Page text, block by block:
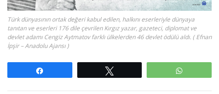
Türk dünyasının ortak değeri kabul edilen, halkını eserleriyle dünyaya
tanıtan ve eserleri 176 dile çevrilen Kırgız yazar, gazeteci, diplomat ve
devlet adamı Cengiz Aytmatov farklı ülkelerden 46 devlet ödülü aldı. ( Efnan
İpşir – Anadolu Ajansı )